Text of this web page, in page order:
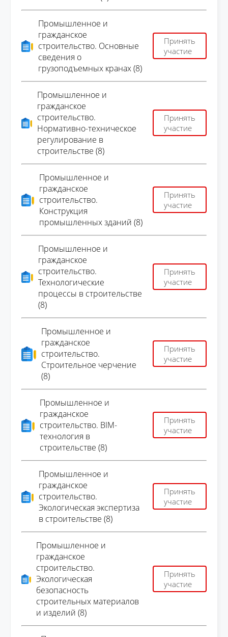
Промышленное и
гражданское
строительство. Основные
сведения о
грузоподъемных кранах (8)
Принять
участие
Промышленное и
гражданское
строительство.
Нормативно-техническое
регулирование в
строительстве (8)
Принять
участие
Промышленное и
гражданское
строительство.
Конструкция
промышленных зданий (8)
Принять
участие
Промышленное и
гражданское
строительство.
Технологические
процессы в строительстве
(8)
Принять
участие
Промышленное и
гражданское
строительство.
Строительное черчение
(8)
Принять
участие
Промышленное и
гражданское
строительство. BIM-
технология в
строительстве (8)
Принять
участие
Промышленное и
гражданское
строительство.
Экологическая экспертиза
в строительстве (8)
Принять
участие
Промышленное и
гражданское
строительство.
Экологическая
безопасность
строительных материалов
и изделий (8)
Принять
участие